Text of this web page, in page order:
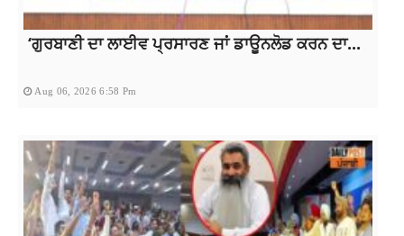
‘ਗੁਰਬਾਣੀ ਦਾ ਲਾਈਵ ਪ੍ਰਸਾਰਣ ਜਾਂ ਡਾਊਨਲੋਡ ਕਰਨ ਦਾ...
Aug 06, 2026 6:58 Pm